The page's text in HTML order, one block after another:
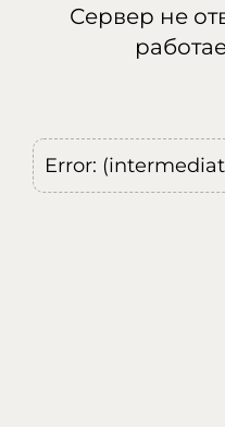
Сервер не